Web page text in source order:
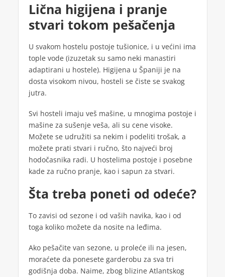
Lična higijena i pranje
stvari tokom pešačenja
U svakom hostelu postoje tušionice, i u većini ima
tople vode (izuzetak su samo neki manastiri
adaptirani u hostele). Higijena u Španiji je na
dosta visokom nivou, hosteli se čiste se svakog
jutra.
Svi hosteli imaju veš mašine, u mnogima postoje i
mašine za sušenje veša, ali su cene visoke.
Možete se udružiti sa nekim i podeliti trošak, a
možete prati stvari i ručno, što najveći broj
hodočasnika radi. U hostelima postoje i posebne
kade za ručno pranje, kao i sapun za stvari.
Šta treba poneti od odeće?
To zavisi od sezone i od vaših navika, kao i od
toga koliko možete da nosite na leđima.
Ako pešačite van sezone, u proleće ili na jesen,
moraćete da ponesete garderobu za sva tri
godišnja doba. Naime, zbog blizine Atlantskog